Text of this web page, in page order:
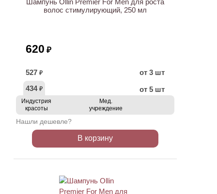
Шампунь Ollin Premier For Men для роста
волос стимулирующий, 250 мл
620 ₽
527 ₽
от 3 шт
434 ₽ от 5 шт
Индустрия
красоты
Мед.
учреждение
Нашли дешевле?
В корзину